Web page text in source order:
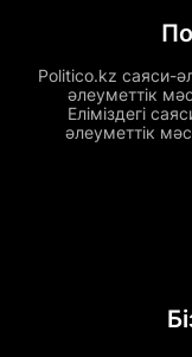
Politico.kz саяси-
әлеуметтік
Еліміздегі
әлеуметтік